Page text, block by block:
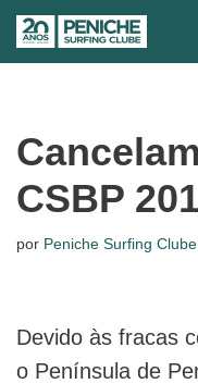
conteúdo
CSBP
por Peniche Surfing Clube
Devido às fracas
o Península de